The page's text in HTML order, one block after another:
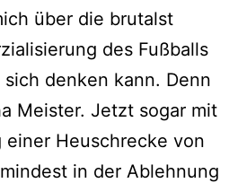
über die brutalst
des Fußballs
denken kann. Denn
Meister. Jetzt sogar mit
Heuschrecke von
in der Ablehnung